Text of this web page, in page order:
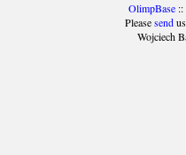
OlimpBase::
Pleasesendus
Wojciech